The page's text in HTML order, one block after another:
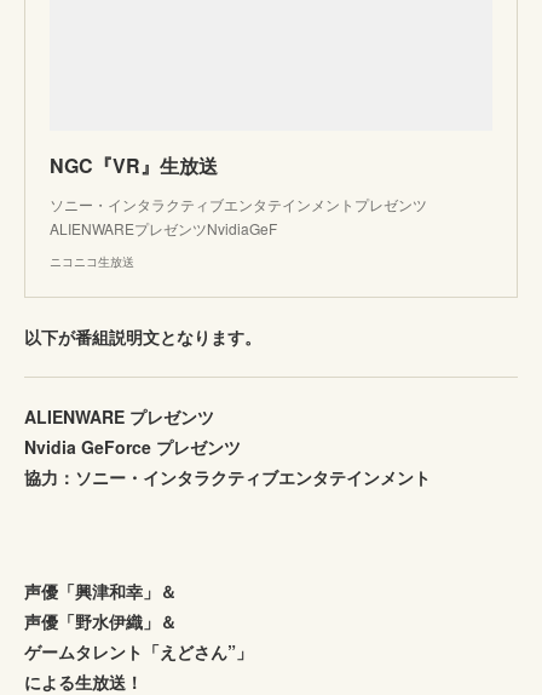
NGC『VR』生放送
ソニー・インタラクティブエンタテインメントプレゼンツ
ALIENWAREプレゼンツNvidiaGeF
ニコニコ生放送
以下が番組説明文となります。
ALIENWARE プレゼンツ
Nvidia GeForce プレゼンツ
協力：ソニー・インタラクティブエンタテインメント
声優「興津和幸」＆
声優「野水伊織」＆
ゲームタレント「えどさん”」
による生放送！